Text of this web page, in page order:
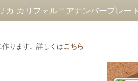
カ カリフォルニアナンバープレー
ります。詳しくはこちら